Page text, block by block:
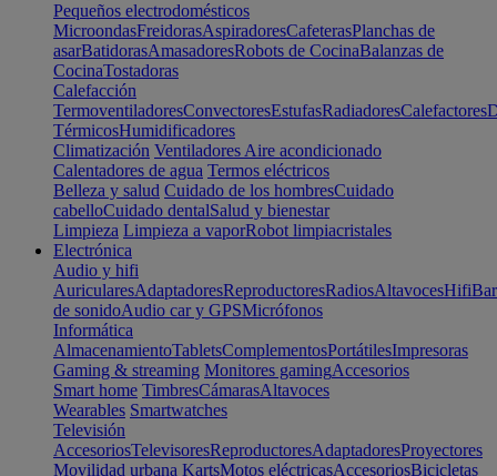
Pequeños electrodomésticos
MicroondasFreidorasAspiradoresCafeterasPlanchas de
asarBatidorasAmasadoresRobots de CocinaBalanzas de
CocinaTostadoras
Calefacción
TermoventiladoresConvectoresEstufasRadiadoresCalefactores
TérmicosHumidificadores
Climatización Ventiladores Aire acondicionado
Calentadores de agua Termos eléctricos
Belleza y salud Cuidado de los hombresCuidado
cabelloCuidado dentalSalud y bienestar
Limpieza Limpieza a vaporRobot limpiacristales
Electrónica
Audio y hifi
AuricularesAdaptadoresReproductoresRadiosAltavocesHifi
de sonidoAudio car y GPSMicrófonos
Informática
AlmacenamientoTabletsComplementosPortátilesImpresoras
Gaming & streaming Monitores gamingAccesorios
Smart home TimbresCámarasAltavoces
Wearables Smartwatches
Televisión
AccesoriosTelevisoresReproductoresAdaptadoresProyectores
Movilidad urbana KartsMotos eléctricasAccesoriosBicicletas